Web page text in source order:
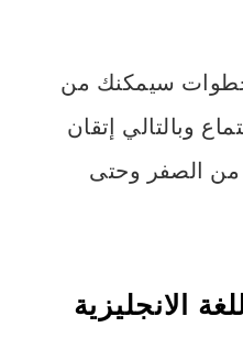
سيمكنك من
وبالتالي إتقان
من الصفر وحتى
الانجليزية